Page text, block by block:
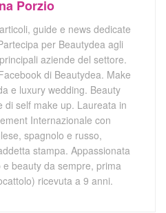
Porzio
guide e news dedicate
per Beautydea agli
aziende del settore.
di Beautydea. Make
e luxury wedding. Beauty
di self make up. Laureata in
Internazionale con
spagnolo e russo,
stampa. Appassionata
beauty da sempre, prima
ricevuta a 9 anni.